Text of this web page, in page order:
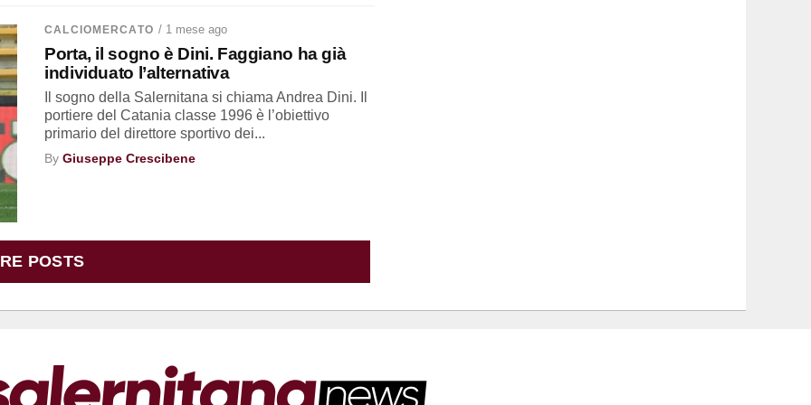
CALCIOMERCATO / 1 mese ago
Porta, il sogno è Dini. Faggiano ha già
individuato l’alternativa
Il sogno della Salernitana si chiama Andrea Dini. Il
portiere del Catania classe 1996 è l’obiettivo
primario del direttore sportivo dei...
ByGiuseppe Crescibene
POSTS